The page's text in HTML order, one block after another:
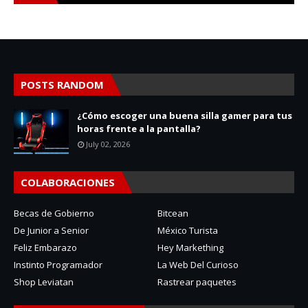
POSTS RANDOM
¿Cómo escoger una buena silla gamer para tus
horas frente a la pantalla?
July 02, 2026
COLABORACIONES
Becas de Gobierno
Bitcean
De Junior a Senior
México Turista
Feliz Embarazo
Hey Markething
Instinto Programador
La Web Del Curioso
Shop Leviatan
Rastrear paquetes